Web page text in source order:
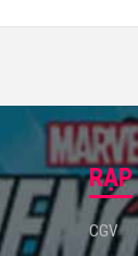
RẠP
CGV